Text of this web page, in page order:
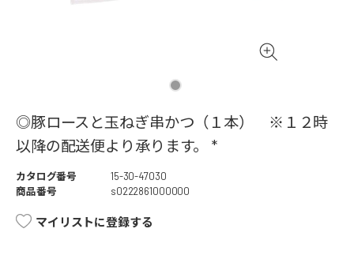
◎豚ロースと玉ねぎ串かつ（１本） ※１２時
以降の配送便より承ります。 *
カタログ番号
15-30-47030
商品番号
s0222861000000
マイリストに登録する